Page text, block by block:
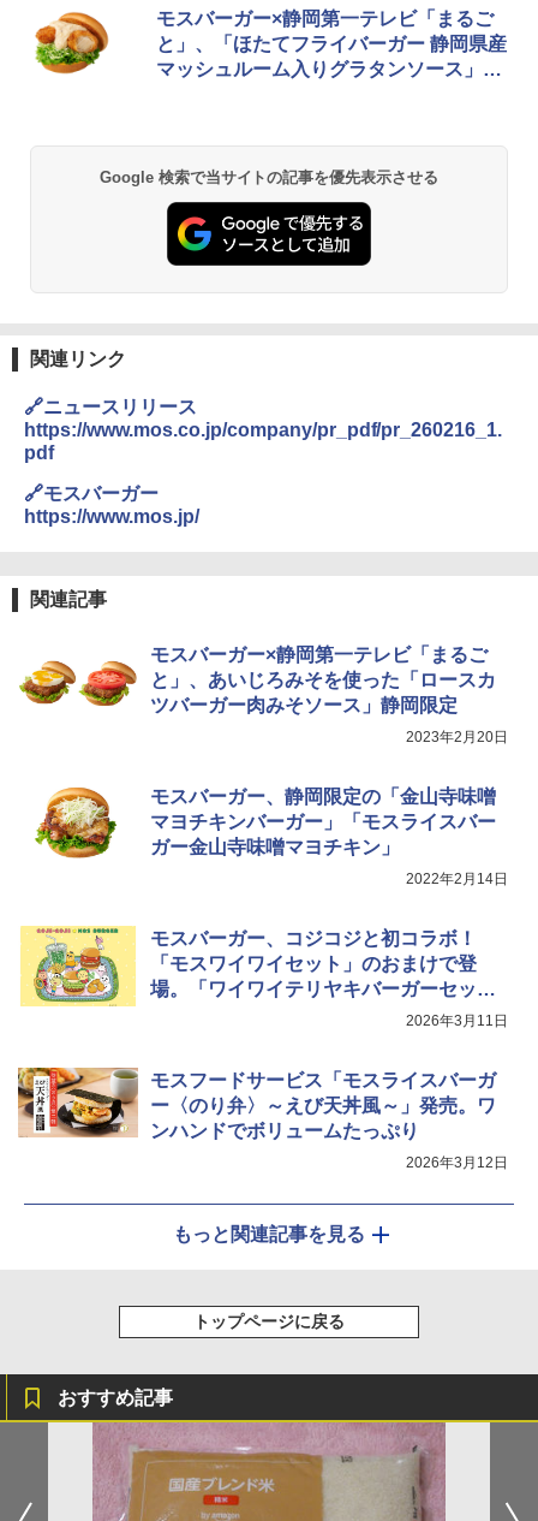
[山善] スチームオーブンレンジ 25L 一人
暮らし 二人暮らし フラットテーブル ス
チーム調理 自動メニュー19種搭載 角皿
付き ブラック MRK-F250TSV(B)
シャープ 過熱水蒸気 オーブンレンジ 23
L 1段調理 ブラック RE-WF232-B シンプ
ル操作 コンパクト 一人暮らし 二人暮ら
し らくチン!（絶対湿度）センサー ノン
フライ調理 トースト スチームあたため
[山善] スチームオーブンレンジ 省エネ
ック YRZ-WF150TV(B)
TOSHIBA(東芝) スチームオーブンレン
ジ 石窯ドーム ER-D80A(K) ブラック 25
0℃ 1段調理 フラットテーブル 電子レン
ジ 赤外線センサー ノンフライ調理 簡単
お手入れ 小型 新生活 一人暮らし 二人暮
￥34,546
シャープ ウォーターオーブン ヘルシオ
クション トースト機能
￥44,800
モスバーガー×静岡第一テレビ「まるご
と」、「ほたてフライバーガー 静岡県産
マッシュルーム入りグラタンソース」発
Google 検索で当サイトの記事を優先表示させる
関連リンク
🔗ニュースリリース
https://www.mos.co.jp/company/pr_pdf/pr_260216_1.
pdf
🔗モスバーガー
https://www.mos.jp/
関連記事
モスバーガー×静岡第一テレビ「まるご
と」、あいじろみそを使った「ロースカ
ツバーガー肉みそソース」静岡限定
2023年2月20日
モスバーガー、静岡限定の「金山寺味噌
マヨチキンバーガー」「モスライスバー
ガー金山寺味噌マヨチキン」
2022年2月14日
モスバーガー、コジコジと初コラボ！
「モスワイワイセット」のおまけで登
場。「ワイワイテリヤキバーガーセッ
2026年3月11日
モスフードサービス「モスライスバーガ
ー〈のり弁〉～えび天丼風～」発売。ワ
ンハンドでボリュームたっぷり
2026年3月12日
もっと関連記事を見る
トップページに戻る
おすすめ記事